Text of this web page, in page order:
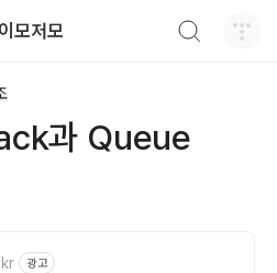
이모저모
과 Queue
광고